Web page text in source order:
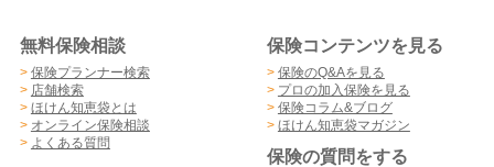
無料保険相談
> 保険プランナー検索
> 店舗検索
> ほけん知恵袋とは
> オンライン保険相談
> よくある質問
保険コンテンツを見る
> 保険のQ&Aを見る
> プロの加入保険を見る
> 保険コラム&ブログ
> ほけん知恵袋マガジン
保険の質問をする